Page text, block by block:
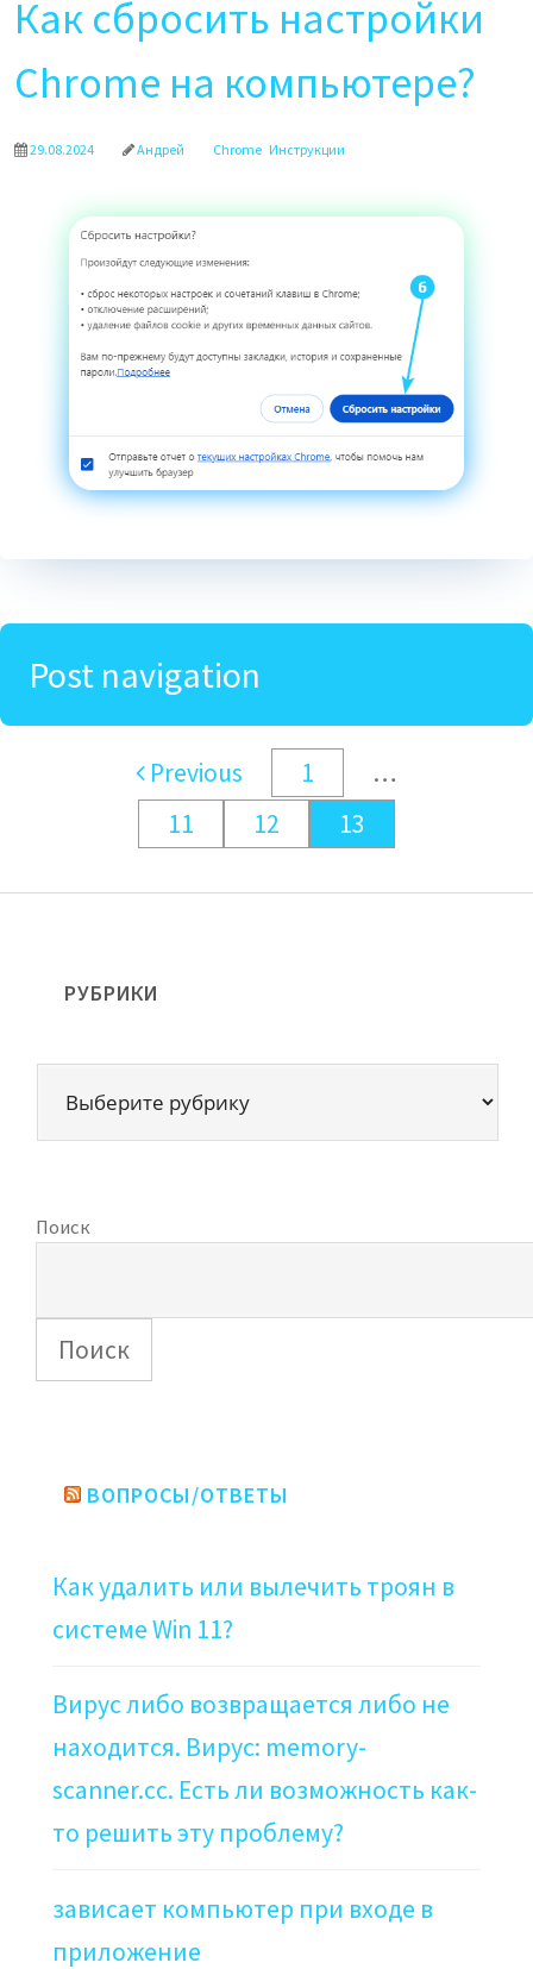
Как сбросить настройки
Chrome на компьютере?
29.08.2024 Андрей Chrome Инструкции
Post navigation
Previous 1
…
11
12 13
РУБРИКИ
Поиск
Поиск
ВОПРОСЫ/ОТВЕТЫ
Как удалить или вылечить троян в
системе Win 11?
Вирус либо возвращается либо не
находится. Вирус: memory-
scanner.cc. Есть ли возможность как-
то решить эту проблему?
зависает компьютер при входе в
приложение